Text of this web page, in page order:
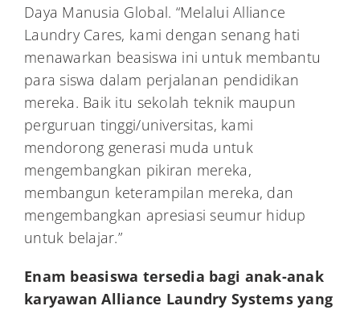
Daya Manusia Global. “Melalui Alliance
Laundry Cares, kami dengan senang hati
menawarkan beasiswa ini untuk membantu
para siswa dalam perjalanan pendidikan
mereka. Baik itu sekolah teknik maupun
perguruan tinggi/universitas, kami
mendorong generasi muda untuk
mengembangkan pikiran mereka,
membangun keterampilan mereka, dan
mengembangkan apresiasi seumur hidup
untuk belajar.”
Enam beasiswa tersedia bagi anak-anak
karyawan Alliance Laundry Systems yang